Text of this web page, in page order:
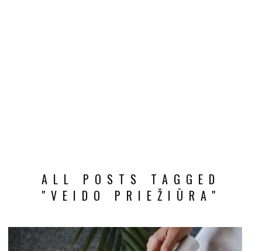
ALL POSTS TAGGED
"VEIDO PRIEŽIŪRA"